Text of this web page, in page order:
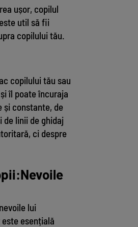
ușor, copilul
util să fii
copilului tău.
copilului tău sau
îl poate încuraja
și constante, de
linii de ghidaj
ci despre
lui
esențială